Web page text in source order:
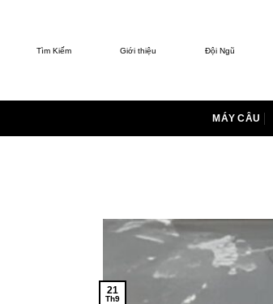
Tìm Kiếm Giới thiệu Đội Ngũ
MÁY CÂU
21
Th9